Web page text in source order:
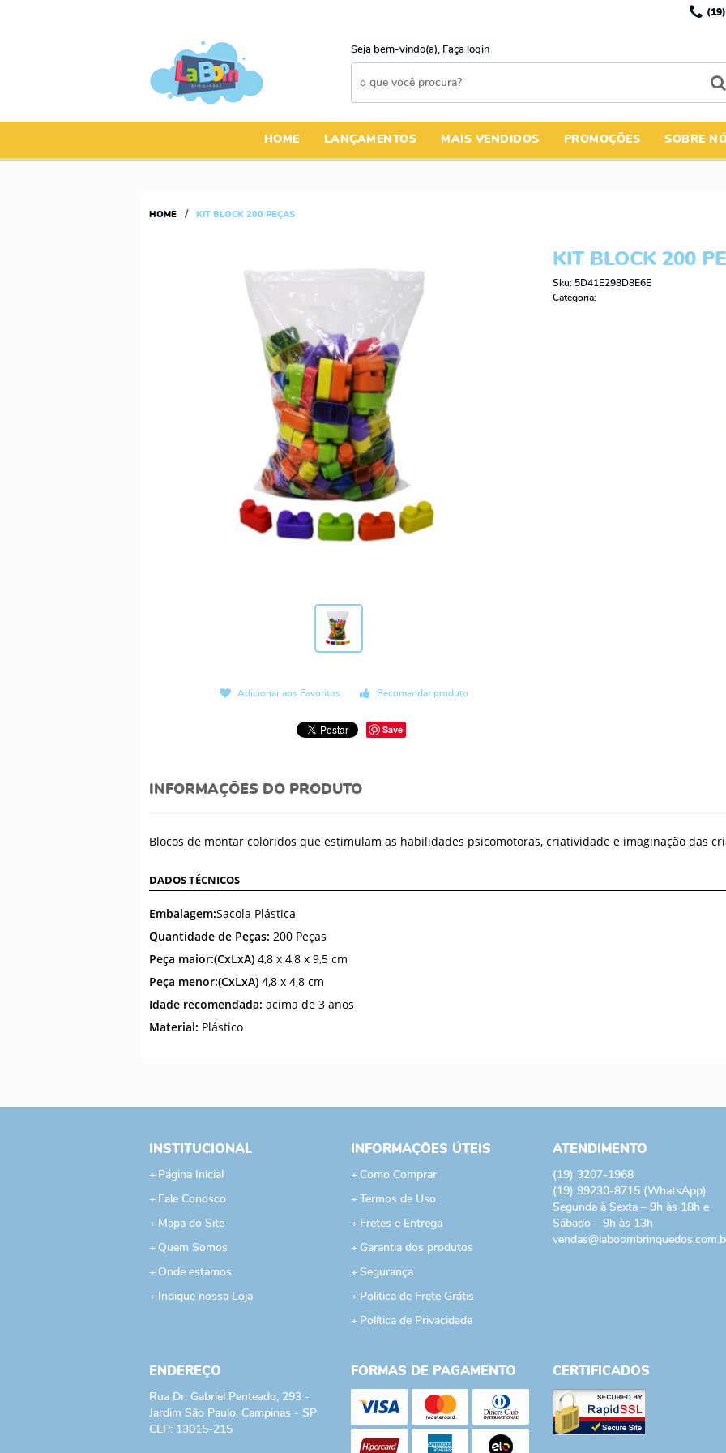
(19)
Seja bem-vindo(a), Faça login
HOME LANÇAMENTOS MAIS VENDIDOS PROMOÇÕES SOBRE
HOME KIT BLOCK 200 PEÇAS
Adicionar aos Favoritos Recomendar produto
Save
KIT BLOCK 200
Sku: 5D41E298D8E6E
Categoria:
INFORMAÇÕES DO PRODUTO
Blocos de montar coloridos que estimulam as habilidades psicomotoras, criatividade e imaginação das
DADOS TÉCNICOS
Embalagem:Sacola Plástica
Quantidade de Peças: 200 Peças
Peça maior:(CxLxA) 4,8 x 4,8 x 9,5 cm
Peça menor:(CxLxA) 4,8 x 4,8 cm
Idade recomendada: acima de 3 anos
Material: Plástico
INSTITUCIONAL
Página Inicial
Fale Conosco
Mapa do Site
Quem Somos
Onde estamos
Indique nossa Loja
INFORMAÇÕES ÚTEIS
Como Comprar
Termos de Uso
Fretes e Entrega
Garantia dos produtos
Segurança
Politica de Frete Grátis
Política de Privacidade
ATENDIMENTO
(19) 3207-1968
(19) 99230-8715 (WhatsApp)
Segunda à Sexta – 9h às 18h e
Sábado – 9h às 13h
ENDEREÇO
Rua Dr. Gabriel Penteado, 293 -
Jardim São Paulo, Campinas - SP
CEP: 13015-215
FORMAS DE PAGAMENTO CERTIFICADOS